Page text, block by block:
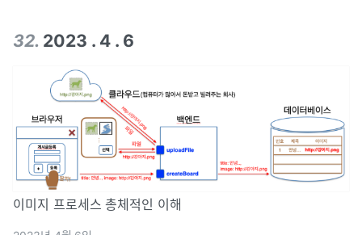
32. 2023 . 4 . 6
이미지 프로세스 총체적인 이해